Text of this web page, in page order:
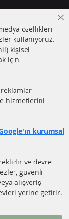
ücreti
özellikleri
kullanıyoruz.
kişisel
için
reklamlar
hizmetlerini
kurumsal
ve devre
güvenli
alışveriş
yerine getirir.